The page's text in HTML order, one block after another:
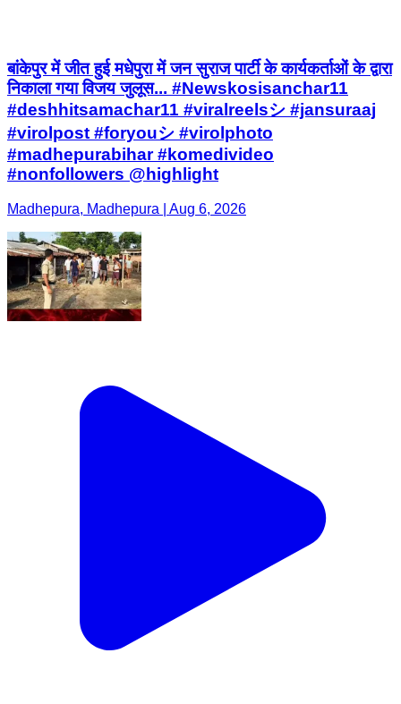
बांकेपुर में जीत हुई मधेपुरा में जन सुराज पार्टी के कार्यकर्ताओं के द्वारा
निकाला गया विजय जुलूस... #Newskosisanchar11
#deshhitsamachar11 #viralreelsシ #jansuraaj
#virolpost #foryouシ #virolphoto
#madhepurabihar #komedivideo
#nonfollowers @highlight
Madhepura, Madhepura | Aug 6, 2026